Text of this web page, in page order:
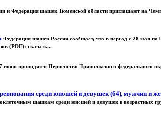
и Федерация шашек Тюменской области приглашают на
Федерация шашек России сообщает, что в период с 28 мая
(PDF): скачать...
июня проводится Первенство Приволжского федерального
среди юношей и девушек (64), мужчин и
шашкам среди юношей и девушек в возрастных